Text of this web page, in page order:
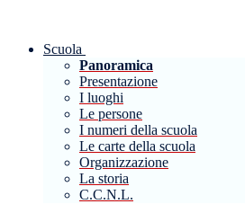
Scuola
Panoramica
Presentazione
I luoghi
Le persone
I numeri della scuola
Le carte della scuola
Organizzazione
La storia
C.C.N.L.